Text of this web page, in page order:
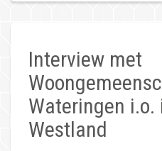
Interview met
Wateringen i.o.
Westland